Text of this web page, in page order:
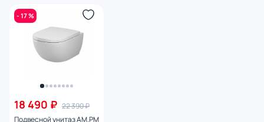
- 17 %
18 490 ₽ 22 390 ₽
Подвесной унитаз AM.PM